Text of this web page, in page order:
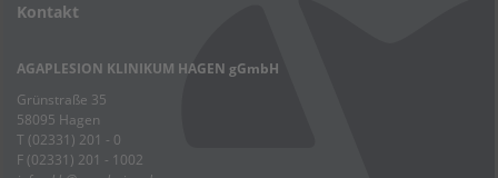
Kontakt
AGAPLESION KLINIKUM HAGEN gGmbH
Grünstraße 35
58095 Hagen
T (02331) 201 - 0
F (02331) 201 - 1002